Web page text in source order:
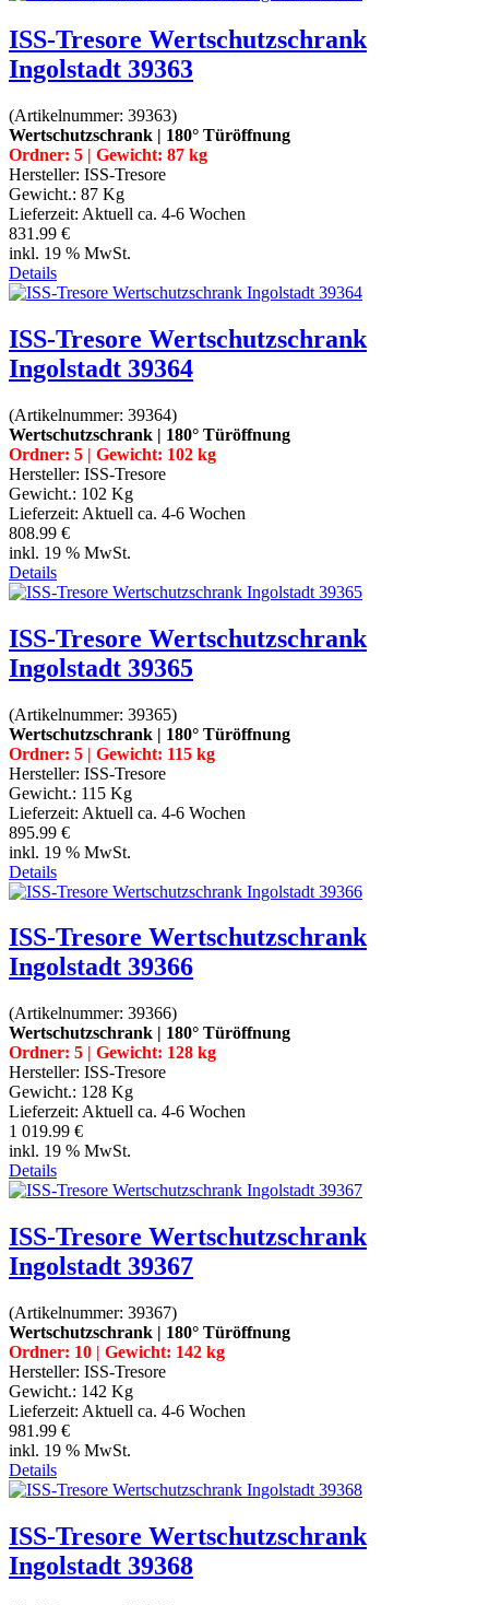
ISS-Tresore Wertschutzschrank
Ingolstadt 39363
(Artikelnummer: 39363)
Wertschutzschrank | 180° Türöffnung
Ordner: 5 | Gewicht: 87 kg
Hersteller: ISS-Tresore
Gewicht.: 87 Kg
Lieferzeit: Aktuell ca. 4-6 Wochen
831.99 €
inkl. 19 % MwSt.
Details
ISS-Tresore Wertschutzschrank
Ingolstadt 39364
(Artikelnummer: 39364)
Wertschutzschrank | 180° Türöffnung
Ordner: 5 | Gewicht: 102 kg
Hersteller: ISS-Tresore
Gewicht.: 102 Kg
Lieferzeit: Aktuell ca. 4-6 Wochen
808.99 €
inkl. 19 % MwSt.
Details
ISS-Tresore Wertschutzschrank
Ingolstadt 39365
(Artikelnummer: 39365)
Wertschutzschrank | 180° Türöffnung
Ordner: 5 | Gewicht: 115 kg
Hersteller: ISS-Tresore
Gewicht.: 115 Kg
Lieferzeit: Aktuell ca. 4-6 Wochen
895.99 €
inkl. 19 % MwSt.
Details
ISS-Tresore Wertschutzschrank
Ingolstadt 39366
(Artikelnummer: 39366)
Wertschutzschrank | 180° Türöffnung
Ordner: 5 | Gewicht: 128 kg
Hersteller: ISS-Tresore
Gewicht.: 128 Kg
Lieferzeit: Aktuell ca. 4-6 Wochen
1 019.99 €
inkl. 19 % MwSt.
Details
ISS-Tresore Wertschutzschrank
Ingolstadt 39367
(Artikelnummer: 39367)
Wertschutzschrank | 180° Türöffnung
Ordner: 10 | Gewicht: 142 kg
Hersteller: ISS-Tresore
Gewicht.: 142 Kg
Lieferzeit: Aktuell ca. 4-6 Wochen
981.99 €
inkl. 19 % MwSt.
Details
ISS-Tresore Wertschutzschrank
Ingolstadt 39368